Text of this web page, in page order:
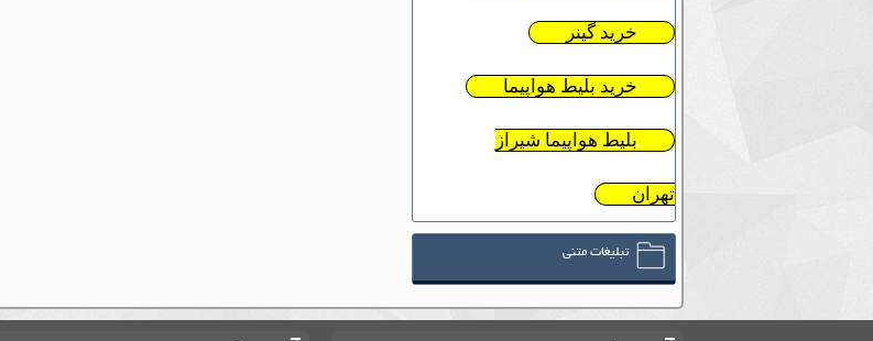
خرید گینر
خرید بلیط هواپیما
بلیط هواپیما شیراز
تهران
تبلیغات متنی